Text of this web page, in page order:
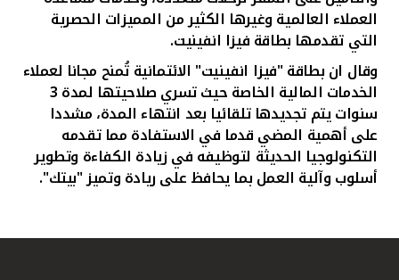
العملاء العالمية وغيرها الكثير من المميزات الحصرية
التي تقدمها بطاقة فيزا انفينيت.
وقال ان بطاقة "فيزا انفينيت" الائتمانية تُمنح مجانا لعملاء
الخدمات المالية الخاصة حيث تسري صلاحيتها لمدة 3
سنوات يتم تجديدها تلقائيا بعد انتهاء المدة، مشددا
على أهمية المضي قدما في الاستفادة مما تقدمه
التكنولوجيا الحديثة لتوظيفه في زيادة الكفاءة وتطوير
أسلوب وآلية العمل بما يحافظ على ريادة وتميز "بيتك"
.